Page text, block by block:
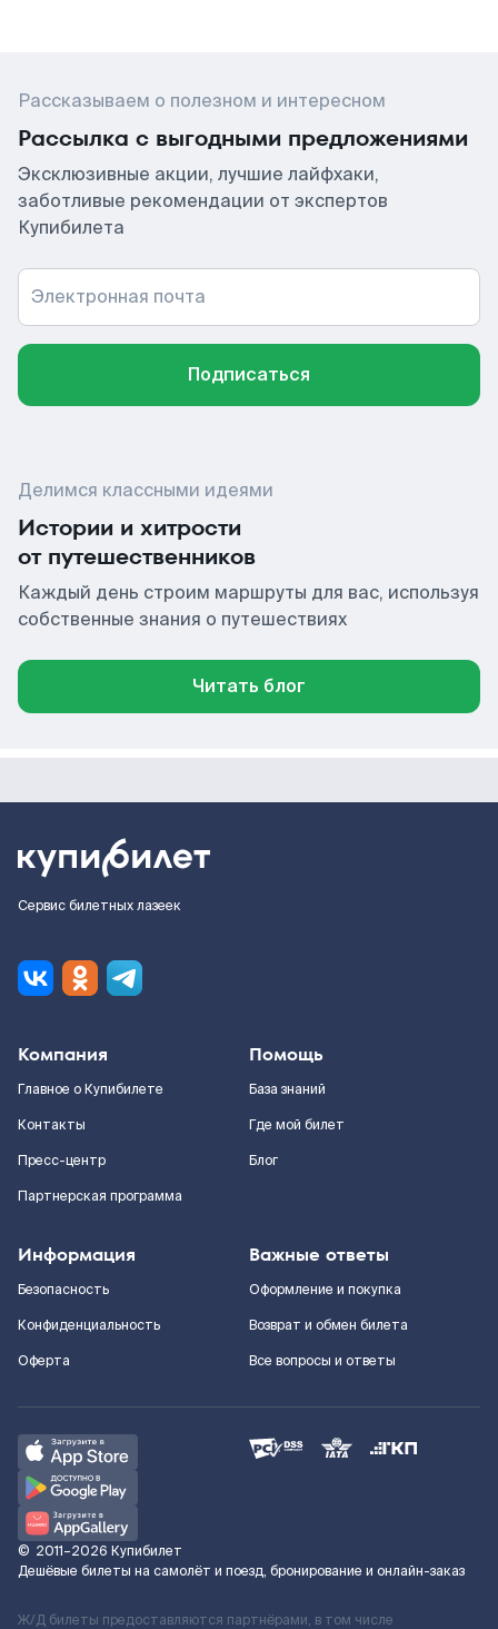
Рассказываем о полезном и интересном
Рассылка с выгодными предложениями
Эксклюзивные акции, лучшие лайфхаки,
заботливые рекомендации от экспертов
Купибилета
Электронная почта
Подписаться
Делимся классными идеями
Истории и хитрости
от путешественников
Каждый день строим маршруты для вас, используя
собственные знания о путешествиях
Читать блог
Сервис билетных лазеек
Компания
Главное о Купибилете
Контакты
Пресс-центр
Партнерская программа
Помощь
База знаний
Где мой билет
Блог
Информация
Безопасность
Конфиденциальность
Оферта
Важные ответы
Оформление и покупка
Возврат и обмен билета
Все вопросы и ответы
© 2011–2026 Купибилет
Дешёвые билеты на самолёт и поезд, бронирование и онлайн-заказ
Ж/Д билеты предоставляются партнёрами, в том числе